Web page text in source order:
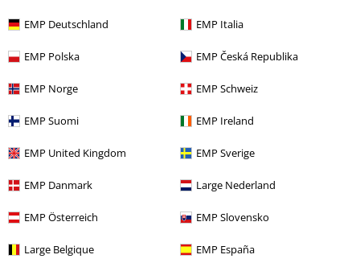
EMP Deutschland EMP Italia
EMP Polska EMP Česká Republika
EMP Norge EMP Schweiz
EMP Suomi EMP Ireland
EMP United Kingdom EMP Sverige
EMP Danmark Large Nederland
EMP Österreich EMP Slovensko
Large Belgique EMP España
Nowości Zespoły Zespoły - Duże Rozmiary